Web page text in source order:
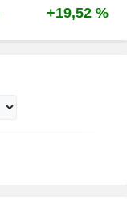
+19,52 %